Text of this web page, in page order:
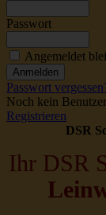
Passwort
Angemeldet
Passwort
Noch kein
Registrieren
DSR
Ihr DSR